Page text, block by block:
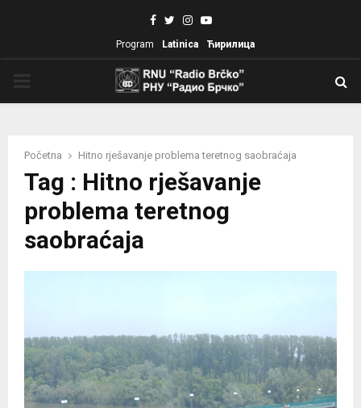
Facebook
TwitterInstagram
Youtube
Program Latinica Ћирилица
Početna Hitno rješavanje problema teretnog saobraćaja
Tag : Hitno rješavanje
problema teretnog
saobraćaja